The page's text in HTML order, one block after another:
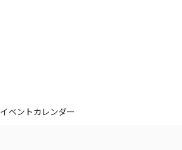
イベントカレンダー